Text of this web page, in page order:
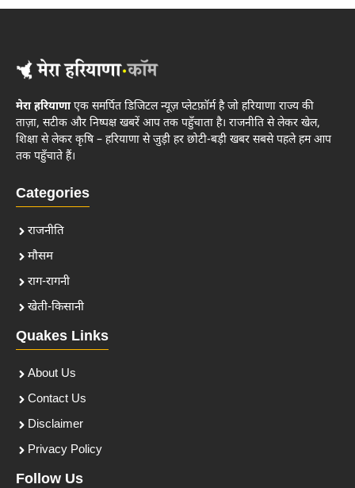
मेरा हरियाणाएक समर्पित डिजिटल न्यूज़ प्लेटफ़ॉर्म है जो हरियाणा राज्य की
ताज़ा, सटीक और निष्पक्ष खबरें आप तक पहुँचाता है। राजनीति से लेकर खेल,
शिक्षा से लेकर कृषि – हरियाणा से जुड़ी हर छोटी-बड़ी खबर सबसे पहले हम आप
तक पहुँचाते हैं।
Categories
राजनीति
मौसम
राग-रागनी
खेती-किसानी
Quakes Links
About Us
Contact Us
Disclaimer
Privacy Policy
Follow Us